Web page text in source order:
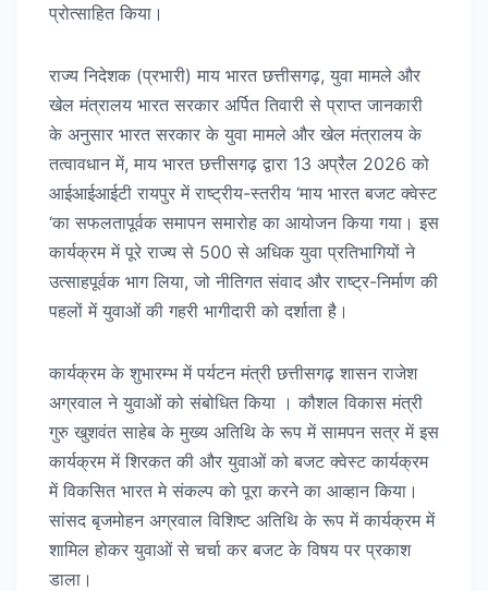
प्रोत्साहित किया।
राज्य निदेशक (प्रभारी) माय भारत छत्तीसगढ़, युवा मामले और
खेल मंत्रालय भारत सरकार अर्पित तिवारी से प्राप्त जानकारी
के अनुसार भारत सरकार के युवा मामले और खेल मंत्रालय के
तत्वावधान में, माय भारत छत्तीसगढ़ द्वारा 13 अप्रैल 2026 को
आईआईआईटी रायपुर में राष्ट्रीय-स्तरीय ‘माय भारत बजट क्वेस्ट
‘का सफलतापूर्वक समापन समारोह का आयोजन किया गया। इस
कार्यक्रम में पूरे राज्य से 500 से अधिक युवा प्रतिभागियों ने
उत्साहपूर्वक भाग लिया, जो नीतिगत संवाद और राष्ट्र-निर्माण की
पहलों में युवाओं की गहरी भागीदारी को दर्शाता है।
कार्यक्रम के शुभारम्भ में पर्यटन मंत्री छत्तीसगढ़ शासन राजेश
अग्रवाल ने युवाओं को संबोधित किया । कौशल विकास मंत्री
गुरु खुशवंत साहेब के मुख्य अतिथि के रूप में सामपन सत्र में इस
कार्यक्रम में शिरकत की और युवाओं को बजट क्वेस्ट कार्यक्रम
में विकसित भारत मे संकल्प को पूरा करने का आव्हान किया।
सांसद बृजमोहन अग्रवाल विशिष्ट अतिथि के रूप में कार्यक्रम में
शामिल होकर युवाओं से चर्चा कर बजट के विषय पर प्रकाश
डाला।